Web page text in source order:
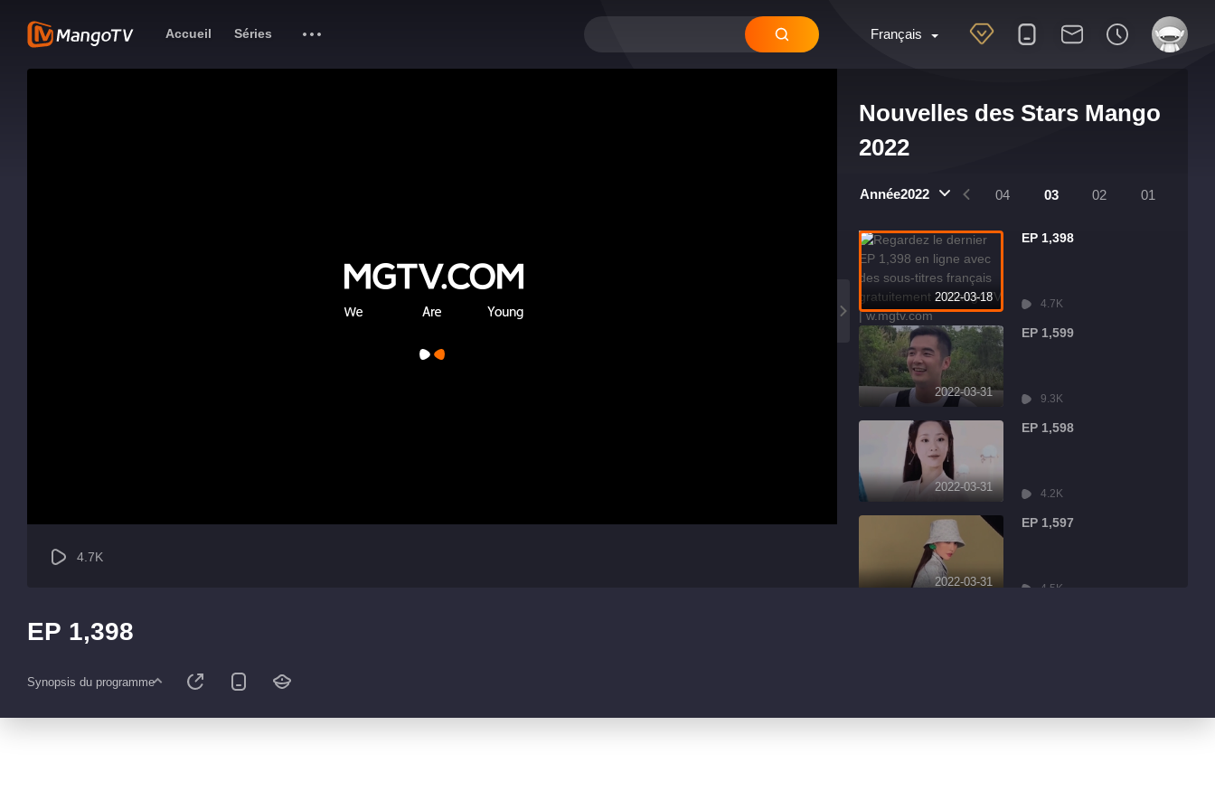
Français
Accueil Séries
Nouvelles des Stars Mango
2022
Année2022
07 06 05 04 03 02 01
2022-03-18
EP 1,398
4.7K
2022-03-31
EP 1,599
9.3K
2022-03-31
EP 1,598
4.2K
2022-03-31
EP 1,597
4.5K
4.7K
EP 1,398
Synopsis du programme